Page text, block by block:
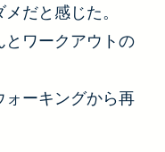
だと感じた。
とワークアウトの
ォーキングから再